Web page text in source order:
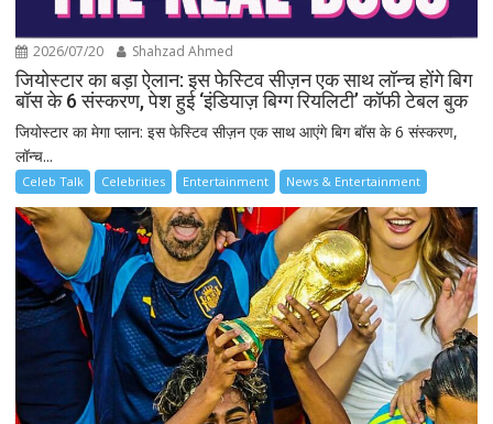
2026/07/20 Shahzad Ahmed
जियोस्टार का बड़ा ऐलान: इस फेस्टिव सीज़न एक साथ लॉन्च होंगे बिग
बॉस के 6 संस्करण, पेश हुई ‘इंडियाज़ बिग्ग रियलिटी’ कॉफी टेबल बुक
जियोस्टार का मेगा प्लान: इस फेस्टिव सीज़न एक साथ आएंगे बिग बॉस के 6 संस्करण,
लॉन्च...
Celeb Talk Celebrities Entertainment News & Entertainment